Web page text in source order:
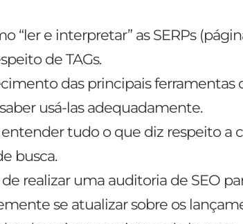
“ler e interpretar” as SERPs
de TAGs.
das principais ferramentas
usá-las adequadamente.
tudo o que diz respeito a
busca.
de realizar uma auditoria de SEO
se atualizar sobre os